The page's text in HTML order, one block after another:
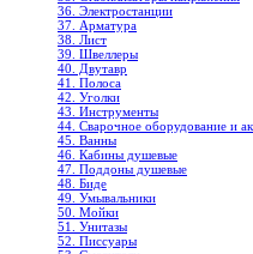
36. Электростанции
37. Арматура
38. Лист
39. Швеллеры
40. Двутавр
41. Полоса
42. Уголки
43. Инструменты
44. Сварочное оборудование и
45. Ванны
46. Кабины душевые
47. Поддоны душевые
48. Биде
49. Умывальники
50. Мойки
51. Унитазы
52. Писсуары